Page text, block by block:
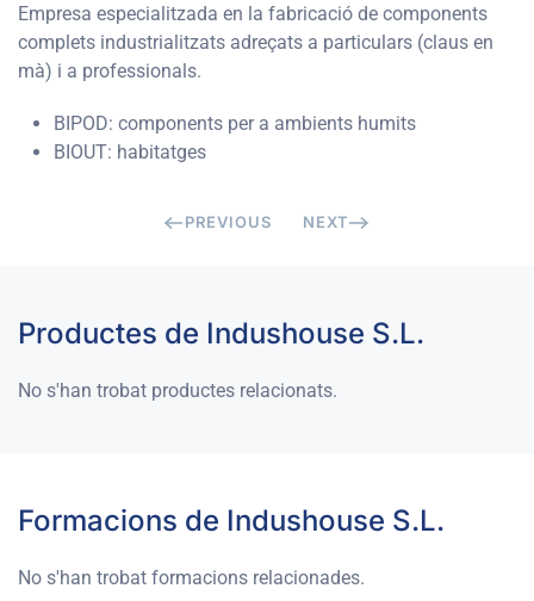
Empresa especialitzada en la fabricació de components
complets industrialitzats adreçats a particulars (claus en
mà) i a professionals.
BIPOD: components per a ambients humits
BIOUT: habitatges
PREVIOUS NEXT
Productes de Indushouse S.L.
No s'han trobat productes relacionats.
Formacions de Indushouse S.L.
No s'han trobat formacions relacionades.